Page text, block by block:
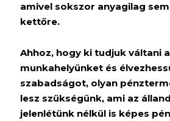
amivel sokszor anyagilag
kettőre.
Ahhoz, hogy ki tudjuk váltani a
munkahelyünket és
szabadságot, olyan
lesz szükségünk, ami az
jelenlétünk nélkül is képes